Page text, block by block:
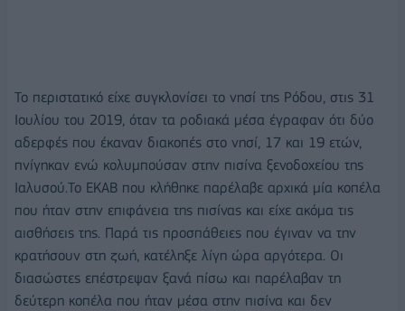
Το περιστατικό είχε συγκλονίσει το νησί της Ρόδου, στις 31
Ιουλίου του 2019, όταν τα ροδιακά μέσα έγραφαν ότι δύο
αδερφές που έκαναν διακοπές στο νησί, 17 και 19 ετών,
πνίγηκαν ενώ κολυμπούσαν στην πισίνα ξενοδοχείου της
Ιαλυσού.Το ΕΚΑΒ που κλήθηκε παρέλαβε αρχικά μία κοπέλα
που ήταν στην επιφάνεια της πισίνας και είχε ακόμα τις
αισθήσεις της. Παρά τις προσπάθειες που έγιναν να την
κρατήσουν στη ζωή, κατέληξε λίγη ώρα αργότερα. Οι
διασώστες επέστρεψαν ξανά πίσω και παρέλαβαν τη
δεύτερη κοπέλα που ήταν μέσα στην πισίνα και δεν